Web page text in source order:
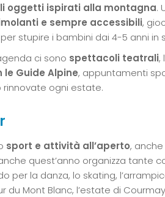
oggetti ispirati alla montagna.
e sempre accessibili,
stupire i bambini dai 4-5 anni in
ci sono spettacoli teatrali,
le Guide Alpine, appuntamenti
rinnovate ogni estate.
sport e attività all’aperto,
quest’anno organizza tante
per la danza, lo skating,
du Mont Blanc, l’estate di